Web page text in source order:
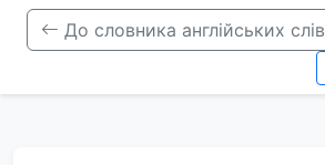
До словника англійських слів